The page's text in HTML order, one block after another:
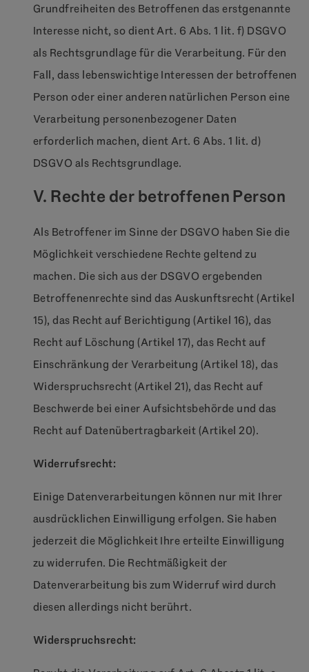
Grundfreiheiten des Betroffenen das erstgenannte
Interesse nicht, so dient Art. 6 Abs. 1 lit. f) DSGVO
als Rechtsgrundlage für die Verarbeitung. Für den
Fall, dass lebenswichtige Interessen der betroffenen
Person oder einer anderen natürlichen Person eine
Verarbeitung personenbezogener Daten
erforderlich machen, dient Art. 6 Abs. 1 lit. d)
DSGVO als Rechtsgrundlage.
V. Rechte der betroffenen Person
Als Betroffener im Sinne der DSGVO haben Sie die
Möglichkeit verschiedene Rechte geltend zu
machen. Die sich aus der DSGVO ergebenden
Betroffenenrechte sind das Auskunftsrecht (Artikel
15), das Recht auf Berichtigung (Artikel 16), das
Recht auf Löschung (Artikel 17), das Recht auf
Einschränkung der Verarbeitung (Artikel 18), das
Widerspruchsrecht (Artikel 21), das Recht auf
Beschwerde bei einer Aufsichtsbehörde und das
Recht auf Datenübertragbarkeit (Artikel 20).
Widerrufsrecht:
Einige Datenverarbeitungen können nur mit Ihrer
ausdrücklichen Einwilligung erfolgen. Sie haben
jederzeit die Möglichkeit Ihre erteilte Einwilligung
zu widerrufen. Die Rechtmäßigkeit der
Datenverarbeitung bis zum Widerruf wird durch
diesen allerdings nicht berührt.
Widerspruchsrecht: